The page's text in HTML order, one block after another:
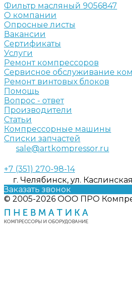
Фильтр масляный 9056847
О компании
Опросные листы
Вакансии
Сертификаты
Услуги
Ремонт компрессоров
Сервисное обслуживание
Ремонт винтовых блоков
Помощь
Вопрос - ответ
Производители
Статьи
Компрессорные машины
Списки запчастей
sale@artkompressor.ru
+7 (351) 270-98-14
г. Челябинск, ул.
Заказать звонок
© 2005-2026 ООО ПРО